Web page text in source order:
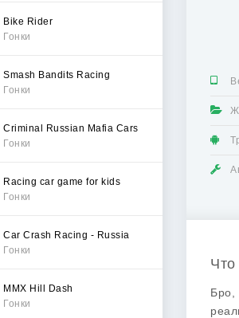
Bike Rider
Гонки
Smash Bandits Racing
Гонки
Criminal Russian Mafia Cars
Гонки
Racing car game for kids
Гонки
Car Crash Racing - Russia
Гонки
MMX Hill Dash
Гонки
Что
Бро,